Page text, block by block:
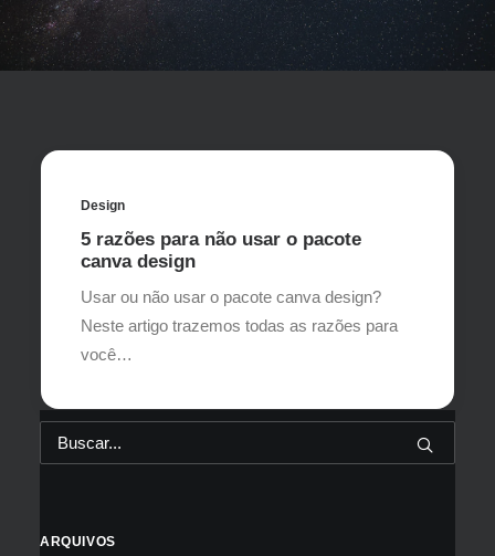
Design
5 razões para não usar o pacote
canva design
Usar ou não usar o pacote canva design?
Neste artigo trazemos todas as razões para
você…
ARQUIVOS